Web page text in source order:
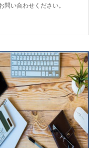
問い合わせください。